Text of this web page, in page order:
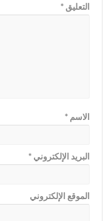
التعليق*
الاسم*
البريد الإلكتروني*
الموقع الإلكتروني